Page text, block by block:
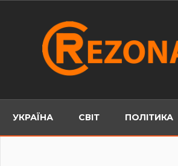
УКРАЇНА СВІТ ПОЛІТИКА